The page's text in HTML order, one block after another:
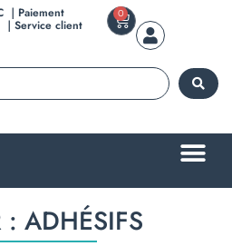
｜Paiement
Service client
0
: ADHÉSIFS